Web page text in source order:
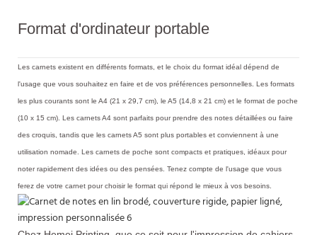
Format d'ordinateur portable
Les carnets existent en différents formats, et le choix du format idéal dépend de
l'usage que vous souhaitez en faire et de vos préférences personnelles. Les formats
les plus courants sont le A4 (21 x 29,7 cm), le A5 (14,8 x 21 cm) et le format de poche
(10 x 15 cm). Les carnets A4 sont parfaits pour prendre des notes détaillées ou faire
des croquis, tandis que les carnets A5 sont plus portables et conviennent à une
utilisation nomade. Les carnets de poche sont compacts et pratiques, idéaux pour
noter rapidement des idées ou des pensées. Tenez compte de l'usage que vous
ferez de votre carnet pour choisir le format qui répond le mieux à vos besoins.